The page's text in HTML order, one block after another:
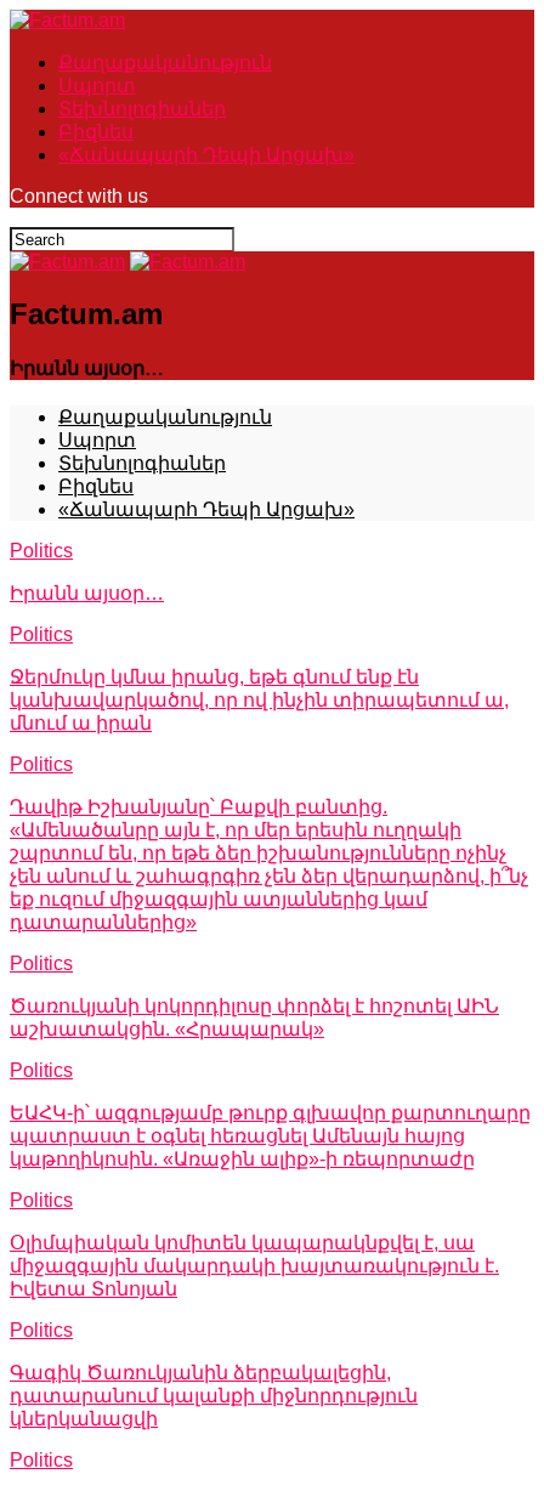
Քաղաքականություն
Սպորտ
Տեխնոլոգիաներ
Բիզնես
«Ճանապարհ Դեպի Արցախ»
Connect with us
Factum.am
Իրանն այսօր…
Քաղաքականություն
Սպորտ
Տեխնոլոգիաներ
Բիզնես
«Ճանապարհ Դեպի Արցախ»
Politics
Իրանն այսօր…
Politics
Ջերմուկը կմնա իրանց, եթե գնում ենք էն
կանխավարկածով, որ ով ինչին տիրապետում ա,
մնում ա իրան
Politics
Դավիթ Իշխանյանը՝ Բաքվի բանտից.
«Ամենածանրը այն է, որ մեր երեսին ուղղակի
շպրտում են, որ եթե ձեր իշխանությունները ոչինչ
չեն անում և շահագրգիռ չեն ձեր վերադարձով, ի՞նչ
եք ուզում միջազգային ատյաններից կամ
դատարաններից»
Politics
Ծառուկյանի կոկորդիլոսը փորձել է հոշոտել ԱԻՆ
աշխատակցին. «Հրապարակ»
Politics
ԵԱՀԿ-ի՝ ազգությամբ թուրք գլխավոր քարտուղարը
պատրաստ է օգնել հեռացնել Ամենայն հայոց
կաթողիկոսին. «Առաջին ալիք»-ի ռեպորտաժը
Politics
Օլիմպիական կոմիտեն կապարակնքվել է, սա
միջազգային մակարդակի խայտառակություն է.
Իվետա Տոնոյան
Politics
Գագիկ Ծառուկյանին ձերբակալեցին,
դատարանում կալանքի միջնորդություն
կներկանացվի
Politics